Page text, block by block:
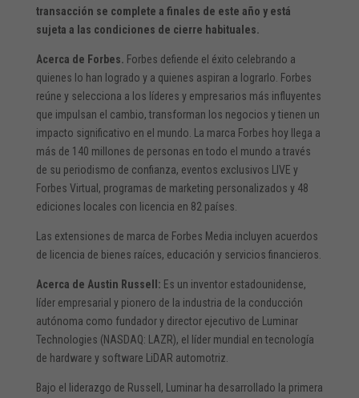
transacción se complete a finales de este año y está
sujeta a las condiciones de cierre habituales.
Acerca de Forbes. Forbes defiende el éxito celebrando a
quienes lo han logrado y a quienes aspiran a lograrlo. Forbes
reúne y selecciona a los líderes y empresarios más influyentes
que impulsan el cambio, transforman los negocios y tienen un
impacto significativo en el mundo. La marca Forbes hoy llega a
más de 140 millones de personas en todo el mundo a través
de su periodismo de confianza, eventos exclusivos LIVE y
Forbes Virtual, programas de marketing personalizados y 48
ediciones locales con licencia en 82 países.
Las extensiones de marca de Forbes Media incluyen acuerdos
de licencia de bienes raíces, educación y servicios financieros.
Acerca de Austin Russell: Es un inventor estadounidense,
líder empresarial y pionero de la industria de la conducción
autónoma como fundador y director ejecutivo de Luminar
Technologies (NASDAQ: LAZR), el líder mundial en tecnología
de hardware y software LiDAR automotriz.
Bajo el liderazgo de Russell, Luminar ha desarrollado la primera